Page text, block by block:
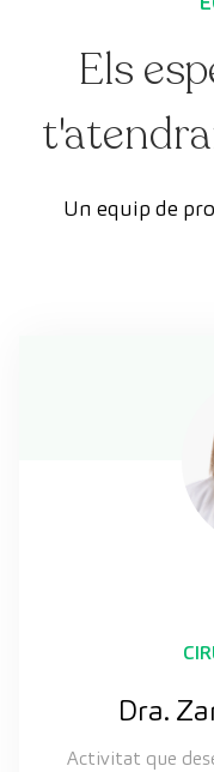
Els
Un equip de
Dra.
Activitat que